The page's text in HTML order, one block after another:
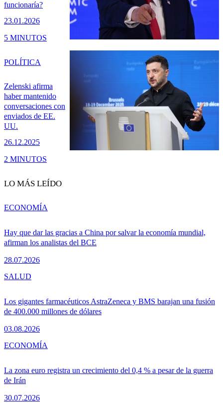
funcionaría?
23.01.2026
5 MINUTOS
Zelenski afirma
haber mantenido
conversaciones con
enviados de EE.
UU.
26.12.2025
POLÍTICA
2 MINUTOS
LO MÁS LEÍDO
Hay que dar las gracias a China por salvar la economía mundial,
afirman los analistas del BCE
28.07.2026
ECONOMÍA
Los gigantes farmacéuticos AstraZeneca y BMS barajan una fusión
de 400.000 millones de dólares
03.08.2026
SALUD
La zona euro registra un crecimiento del 0,4 % a pesar de la guerra
de Irán
30.07.2026
ECONOMÍA